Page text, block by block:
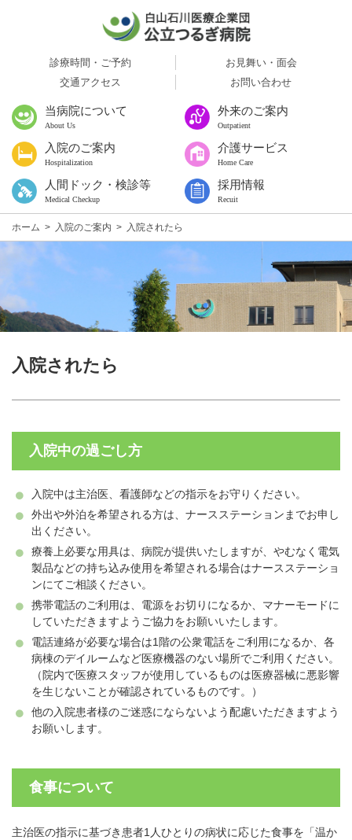
診療時間・ご予約
お見舞い・面会
交通アクセス
お問い合わせ
当病院について
About Us
外来のご案内
Outpatient
入院のご案内
Hospitalization
介護サービス
Home Care
人間ドック・検診等
Medical Checkup
採用情報
Recuit
ホーム > 入院のご案内 > 入院されたら
入院されたら
入院中の過ごし方
入院中は主治医、看護師などの指示をお守りください。
外出や外泊を希望される方は、ナースステーションまでお申し
出ください。
療養上必要な用具は、病院が提供いたしますが、やむなく電気
製品などの持ち込み使用を希望される場合はナースステーショ
ンにてご相談ください。
携帯電話のご利用は、電源をお切りになるか、マナーモードに
していただきますようご協力をお願いいたします。
電話連絡が必要な場合は1階の公衆電話をご利用になるか、各
病棟のデイルームなど医療機器のない場所でご利用ください。
（院内で医療スタッフが使用しているものは医療器械に悪影響
を生じないことが確認されているものです。）
他の入院患者様のご迷惑にならないよう配慮いただきますよう
お願いします。
食事について
主治医の指示に基づき患者1人ひとりの病状に応じた食事を 「温か